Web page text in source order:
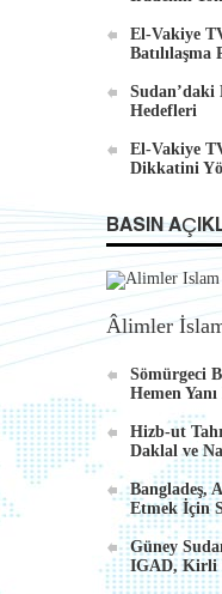
El-Vakiye
Batılılaşma
Sudan’daki
Hedefleri
El-Vakiye
Dikkatini
BASIN
Âlimler
Sömürgeci
Hemen
Hizb-ut
Daklal ve
Bangladeş,
Etmek İçin
Güney
IGAD, Kirli